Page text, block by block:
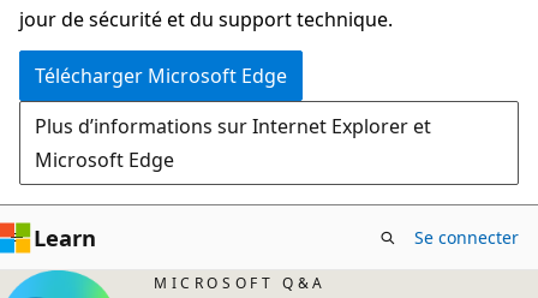
jour de sécurité et du support technique.
Télécharger Microsoft Edge
Plus d’informations sur Internet Explorer et
Microsoft Edge
Learn Se connecter
MICROSOFT Q&A